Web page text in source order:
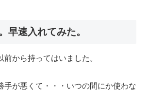
早速入れてみた。
前から持ってはいました。
手が悪くて・・・いつの間にか使わな